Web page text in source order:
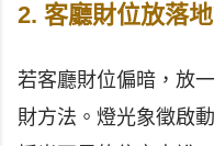
2. 客廳財位放落
若客廳財位偏暗，放
財方法。燈光象徵啟